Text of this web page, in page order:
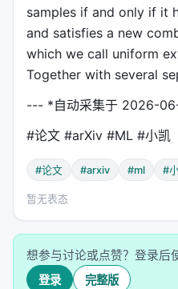
samples if and only if it
and satisfies a new
which we call uniform
Together with several
--- *自动采集于 2026-
#论文 #arXiv #ML #小凯
#论文 #arxiv #ml #
暂无表态
想参与讨论或点赞？登录后
登录 完整版